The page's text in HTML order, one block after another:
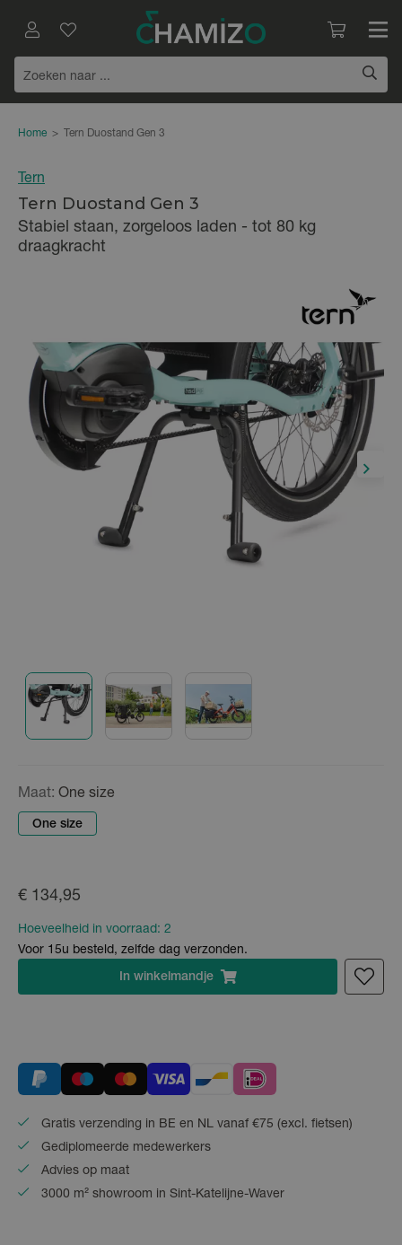
Home > Tern Duostand Gen 3
Tern
Tern Duostand Gen 3
Stabiel staan, zorgeloos laden - tot 80 kg
draagkracht
Maat: One size
One size
€ 134,95
Hoeveelheid in voorraad: 2
Voor 15u besteld, zelfde dag verzonden.
In winkelmandje
Gratis verzending in BE en NL vanaf €75 (excl. fietsen)
Gediplomeerde medewerkers
Advies op maat
3000 m² showroom in Sint-Katelijne-Waver